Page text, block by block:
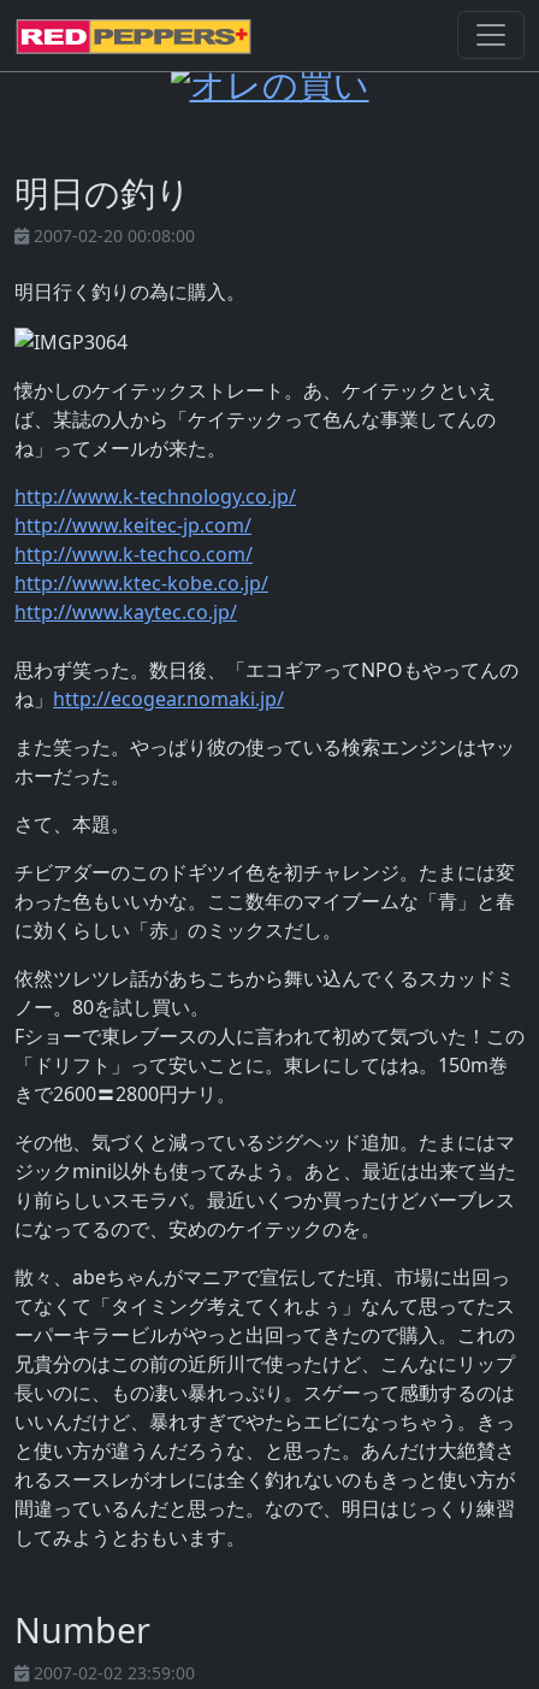
明日の釣り
2007-02-20 00:08:00
明日行く釣りの為に購入。
懐かしのケイテックストレート。あ、ケイテックといえ
ば、某誌の人から「ケイテックって色んな事業してんの
ね」ってメールが来た。
http://www.k-technology.co.jp/
http://www.keitec-jp.com/
http://www.k-techco.com/
http://www.ktec-kobe.co.jp/
http://www.kaytec.co.jp/
思わず笑った。数日後、「エコギアってNPOもやってんの
ね」 http://ecogear.nomaki.jp/
また笑った。やっぱり彼の使っている検索エンジンはヤッ
ホーだった。
さて、本題。
チビアダーのこのドギツイ色を初チャレンジ。たまには変
わった色もいいかな。ここ数年のマイブームな「青」と春
に効くらしい「赤」のミックスだし。
依然ツレツレ話があちこちから舞い込んでくるスカッドミ
ノー。80を試し買い。
Fショーで東レブースの人に言われて初めて気づいた！この
「ドリフト」って安いことに。東レにしてはね。150m巻
きで2600〓2800円ナリ。
その他、気づくと減っているジグヘッド追加。たまにはマ
ジックmini以外も使ってみよう。あと、最近は出来て当た
り前らしいスモラバ。最近いくつか買ったけどバーブレス
になってるので、安めのケイテックのを。
散々、abeちゃんがマニアで宣伝してた頃、市場に出回っ
てなくて「タイミング考えてくれよぅ」なんて思ってたス
ーパーキラービルがやっと出回ってきたので購入。これの
兄貴分のはこの前の近所川で使ったけど、こんなにリップ
長いのに、もの凄い暴れっぷり。スゲーって感動するのは
いいんだけど、暴れすぎでやたらエビになっちゃう。きっ
と使い方が違うんだろうな、と思った。あんだけ大絶賛さ
れるスースレがオレには全く釣れないのもきっと使い方が
間違っているんだと思った。なので、明日はじっくり練習
してみようとおもいます。
Number
2007-02-02 23:59:00